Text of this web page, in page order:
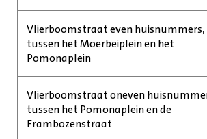
Vlierboomstraat even huisnummers,
tussen het Moerbeiplein en het
Pomonaplein
Vlierboomstraat oneven
tussen het Pomonaplein en de
Frambozenstraat